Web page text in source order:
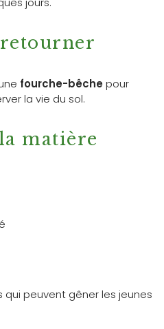
retourner
fourche-bêchepour
la vie du sol.
matière
qui peuvent gêner les jeunes